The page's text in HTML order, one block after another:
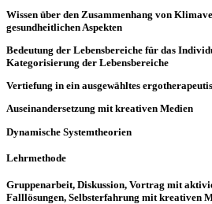
Wissen über den Zusammenhang von
gesundheitlichen Aspekten
Bedeutung der Lebensbereiche für das
Kategorisierung der Lebensbereiche
Vertiefung in ein ausgewähltes
Auseinandersetzung mit kreativen Medien
Dynamische Systemtheorien
Lehrmethode
Gruppenarbeit, Diskussion, Vortrag mit
Falllösungen, Selbsterfahrung mit kreativen